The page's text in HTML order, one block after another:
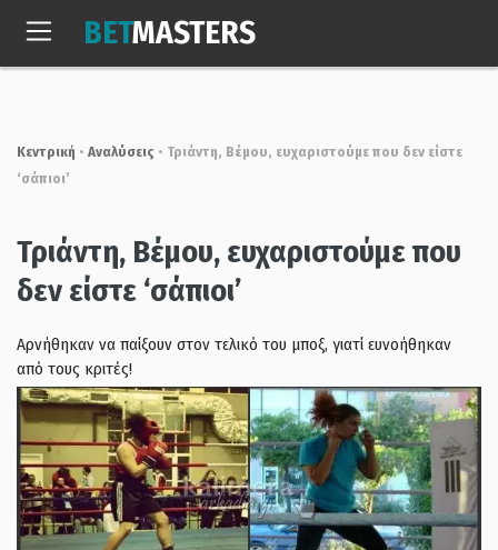
Πεμ, 6 Αυγ. 2026
BETMASTERS
Κεντρική • Αναλύσεις • Τριάντη, Βέμου, ευχαριστούμε που δεν είστε
‘σάπιοι’
Τριάντη, Βέμου, ευχαριστούμε που
δεν είστε ‘σάπιοι’
Αρνήθηκαν να παίξουν στον τελικό του μποξ, γιατί ευνοήθηκαν
από τους κριτές!